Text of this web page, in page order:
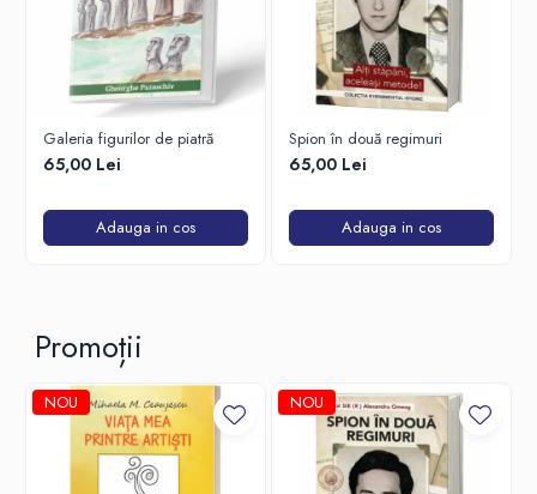
Galeria figurilor de piatră
65,00 Lei
Adauga in cos
Spion în două regimuri
65,00 Lei
Adauga in cos
Promoții
NOU NOU